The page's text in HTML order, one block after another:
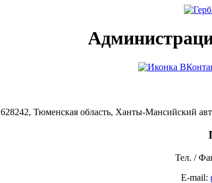
628242, Тюменская область, Ханты-Мансийский
Тел. /
E-mail: